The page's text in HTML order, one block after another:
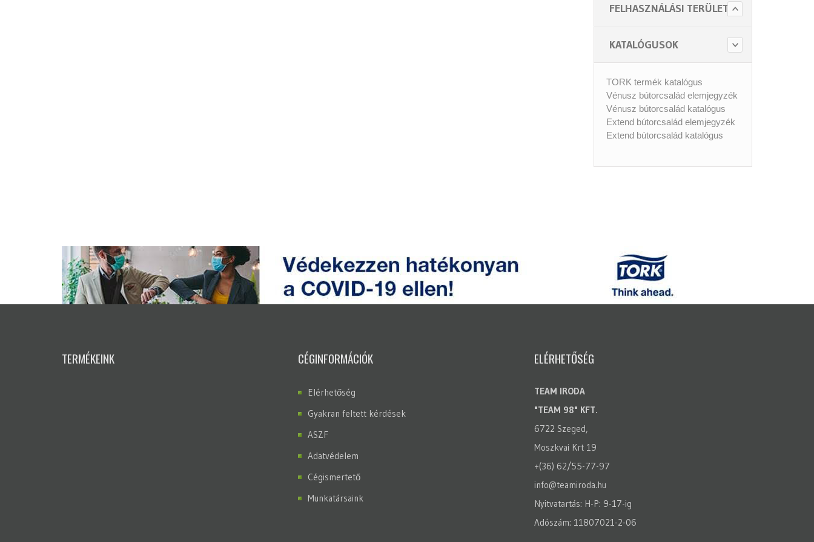
FELHASZNÁLÁSI TERÜLET
KATALÓGUSOK
TORK termék katalógus
Vénusz bútorcsalád elemjegyzék
Vénusz bútorcsalád katalógus
Extend bútorcsalád elemjegyzék
Extend bútorcsalád katalógus
TERMÉKEINK CÉGINFORMÁCIÓK
Elérhetőség
Gyakran feltett kérdések
ASZF
Adatvédelem
Cégismertető
Munkatársaink
ELÉRHETŐSÉG
TEAM IRODA
"TEAM 98" KFT.
6722 Szeged,
Moszkvai Krt 19
+(36) 62/55-77-97
info@teamiroda.hu
Nyitvatartás: H-P: 9-17-ig
Adószám: 11807021-2-06